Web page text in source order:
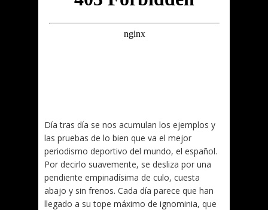
Día tras día se nos acumulan los ejemplos y
las pruebas de lo bien que va el mejor
periodismo deportivo del mundo, el español.
Por decirlo suavemente, se desliza por una
pendiente empinadísima de culo, cuesta
abajo y sin frenos. Cada día parece que han
llegado a su tope máximo de ignominia, que